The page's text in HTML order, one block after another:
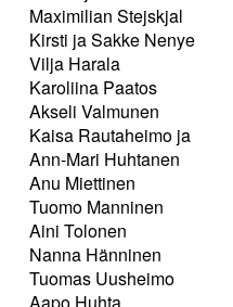
Maximilian Stejskjal
Kirsti ja Sakke Nenye
Vilja Harala
Karoliina Paatos
Akseli Valmunen
Kaisa Rautaheimo ja
Ann-Mari Huhtanen
Anu Miettinen
Tuomo Manninen
Aini Tolonen
Nanna Hänninen
Tuomas Uusheimo
Aapo Huhta